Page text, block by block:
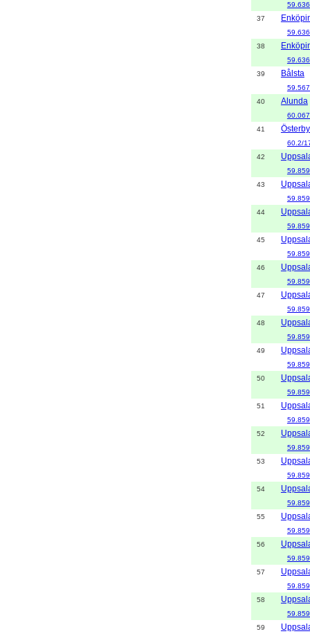
37
38
39
Bålsta
40
Alunda
41
60.2/
42
43
44
45
46
47
48
49
50
51
52
53
54
55
56
57
58
59